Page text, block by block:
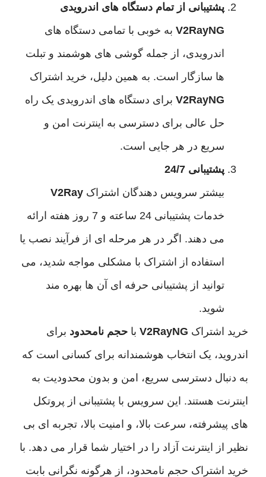
پشتیبانی از تمام دستگاه های اندرویدی
V2RayNGبه خوبی با تمامی دستگاه های
اندرویدی، از جمله گوشی های هوشمند و تبلت
ها سازگار است. به همین دلیل، خرید اشتراک
V2RayNGبرای دستگاه های اندرویدی یک راه
حل عالی برای دسترسی به اینترنت امن و
سریع در هر جایی است.
پشتیبانی 24/7
بیشتر سرویس دهندگان اشتراکV2Ray
خدمات پشتیبانی 24 ساعته و 7 روز هفته ارائه
می دهند. اگر در هر مرحله ای از فرآیند نصب یا
استفاده از اشتراک با مشکلی مواجه شدید، می
توانید از پشتیبانی حرفه ای آن ها بهره مند
اشتراکV2RayNGباحجم نامحدودبرای
یک انتخاب هوشمندانه برای کسانی است که
دسترسی سریع، امن و بدون محدودیت به
هستند. این سرویس با پشتیبانی از پروتکل
سرعت بالا، و امنیت بالا، تجربه ای بی
اینترنت آزاد را در اختیار شما قرار می دهد. با
حجم نامحدود، از هرگونه نگرانی بابت